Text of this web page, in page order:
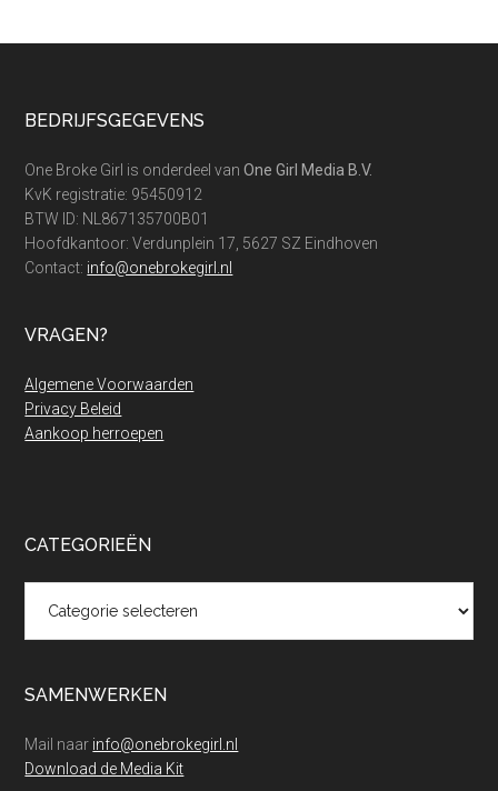
Footer
BEDRIJFSGEGEVENS
One Broke Girl is onderdeel vanOne Girl Media B.V.
KvK registratie: 95450912
BTW ID: NL867135700B01
Hoofdkantoor: Verdunplein 17, 5627 SZ Eindhoven
Contact: info@onebrokegirl.nl
VRAGEN?
Algemene Voorwaarden
Privacy Beleid
Aankoop herroepen
CATEGORIEËN
SAMENWERKEN
Mail naar info@onebrokegirl.nl
Download de Media Kit